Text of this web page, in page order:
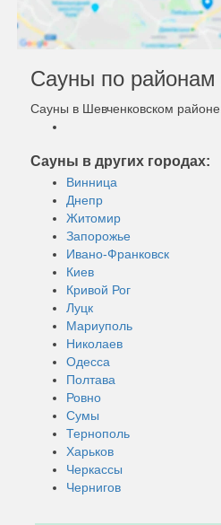
Сауны по районам
Сауны в Шевченковском
Сауны в других городах:
Винница
Днепр
Житомир
Запорожье
Ивано-Франковск
Киев
Кривой Рог
Луцк
Мариуполь
Николаев
Одесса
Полтава
Ровно
Сумы
Тернополь
Харьков
Черкассы
Чернигов